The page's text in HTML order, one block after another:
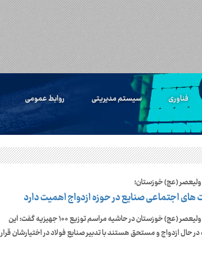
فناوری سیستم مدیریتی روابط عمومی
(عج) خوزستان؛
اجتماعی صنایع در حوزه ازدواج اهمیت دارد
فرمانده سپاه حضرت ولیعصر (عج) خوزستان در حاشیه مراسم توزیع ۱۰۰ جهیزیه گفت: این
حال ازدواج و مستحق هستند با تدبیر صنایع فولاد در اختیارشان قرار